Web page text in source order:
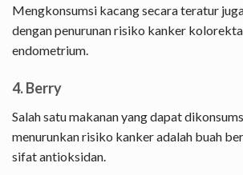
Mengkonsumsi kacang secara teratur
dengan penurunan risiko kanker
endometrium.
4. Berry
Salah satu makanan yang dapat
menurunkan risiko kanker adalah buah
sifat antioksidan.